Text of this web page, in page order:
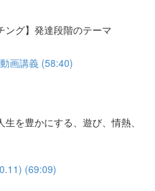
グ】発達段階のテーマ
画講義 (58:40)
を豊かにする、遊び、情熱、
(69:09)